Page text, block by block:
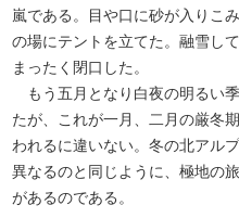
嵐である。目や口に砂が入りこ
の場にテントを立てた。融雪し
まったく閉口した。
もう五月となり白夜の明るい
たが、これが一月、二月の厳冬
われるに違いない。冬の北アル
異なるのと同じように、極地の
があるのである。